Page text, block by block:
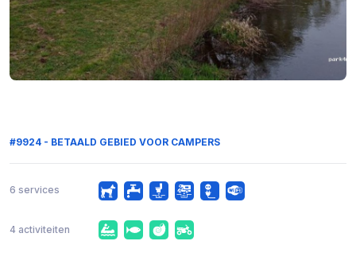
#9924 - BETAALD GEBIED VOOR CAMPERS
6 services
4 activiteiten